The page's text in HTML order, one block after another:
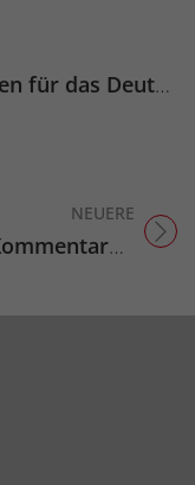
(49 Euro) gewinnen?
NEUERE
sinnvoll?